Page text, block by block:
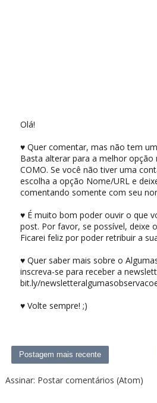
Olá!
♥ Quer comentar, mas não tem
Basta alterar para a melhor opção
COMO. Se você não tiver uma
escolha a opção Nome/URL e
comentando somente com seu
♥ É muito bom poder ouvir o que
post. Por favor, se possível, deixe
Ficarei feliz por poder retribuir a
♥ Quer saber mais sobre o
inscreva-se para receber a
bit.ly/
♥ Volte sempre! ;)
Postagem mais recente
Assinar: Postar comentários (Atom)